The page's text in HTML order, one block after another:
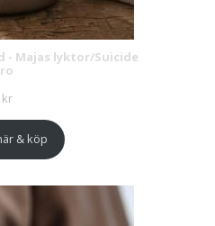
- Majas lyktor/Suicide
kr
& köp